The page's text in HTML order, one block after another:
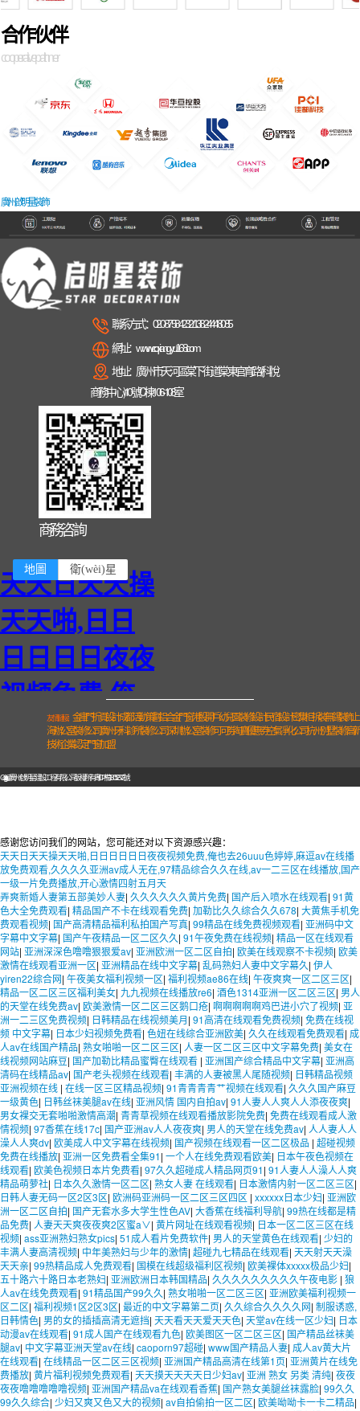
合作伙伴
cooperative pathner
廣州啟明星裝飾
聯系方式：020-8758 4232 / 138 2444 8085
網址：www.cqxiangyu168.com
地址：廣州市天河區棠下街道棠東官育路(科悅
商務中心)10號C棟106-108室
商務咨詢
友情鏈接： 金庫門折頁設計成都活動策劃鋁合金門窗港股開戶幼兒園裝修設計民宿設計密集柜拆裝無錫裝飾上
海辦公室裝修公司廣州牙科診所裝修公司深圳辦公室裝修可可劵-淘寶優惠券空氣凈化公司杭州別墅裝修高新
技術企業認定門窗加盟
Copyright @ 廣州啟明星建設工程有限公司 版權所有粵ICP備18052372號
感谢您访问我们的网站，您可能还对以下资源感兴趣：
天天日天天操天天啪,日日日日日日夜夜视频免费,俺也去26uuu色婷婷,麻逗av在线播
放免费观看,久久久久亚洲av成人无在,97精品综合久久在线,av一二三区在线播放,国产
一级一片免费播放,开心激情四射五月天
弄爽新婚人妻第五部美妙人妻| 久久久久久久黄片免费| 国产后入喷水在线观看| 91黄
色大全免费观看| 精品国产不卡在线观看免费| 加勒比久久综合久久678| 大黄焦手机免
费观看视频| 国产高清精品福利私拍国产写真| 99精品在线免费视频观看| 亚洲码中文
字幕中文字幕| 国产午夜精品一区二区久久| 91午夜免费在线视频| 精品一区在线观看
网站| 亚洲深深色噜噜狠狠爱av| 亚洲欧洲一区二区自拍| 欧美在线观察不卡视频| 欧美
激情在线观看亚洲一区| 亚洲精品在线中文字幕| 乱码熟妇人妻中文字幕久| 伊人
yiren22综合网| 午夜美女福利视频一区| 福利视频ae86在线| 午夜爽爽一区二区三区|
精品一区二区三区福利美女| 九九视频在线播放re6| 酒色1314亚洲一区二区三区| 男人
的天堂在线免费av| 欧美激情一区二区三区鹅口疮| 啊啊啊啊啊鸡巴进小穴了视频| 亚
洲一二三区免费视频| 日韩精品在线视频美月| 91高清在线观看免费视频| 免费在线视
频 中文字幕| 日本少妇视频免费看| 色妞在线综合亚洲欧美| 久久在线观看免费观看| 成
人av在线国产精品| 熟女啪啪一区二区三区| 人妻一区二区三区中文字幕免费| 美女在
线视频网站麻豆| 国产加勒比精品蜜臀在线观看 | 亚洲国产综合精品中文字幕| 亚洲高
清码在线精品av| 国产老头视频在线观看| 丰满的人妻被黑人尾随视频| 日韩精品视频
亚洲视频在线 | 在线一区三区精品视频| 91青青青青艹视频在线观看| 久久久国产麻豆
一级黄色| 日韩丝袜美腿av在线| 亚洲风情 国内自拍av| 91人妻人人爽人人添夜夜爽|
男女裸交无套啪啪激情高潮| 青青草视频在线观看播放影院免费| 免费在线观看成人激
情视频| 97香蕉在线17c| 国产亚洲av人人夜夜爽| 男人的天堂在线免费av| 人人妻人人
澡人人爽dv| 欧美成人中文字幕在线视频| 国产视频在线观看一区二区极品 | 超碰视频
免费在线播放| 亚洲一区免费看全集91| 一个人在线免费观看欧美| 日本午夜色视频在
线观看| 欧美色视频日本片免费看| 97久久超碰成人精品网页91| 91人妻人人澡人人爽
精品萌萝社| 日本久久激情一区二区| 熟女人妻 在线观看| 日本激情内射一区二区三区|
日韩人妻无码一区2区3区| 欧洲码亚洲码一区二区三区四区 | xxxxxx日本少妇| 亚洲欧
洲一区二区自拍| 国产无套水多大学生性色AV| 大香蕉在线福利导航| 99热在线都是精
品免费| 人妻天天爽夜夜爽2区蜜a∨| 黄片网址在线观看视频| 日本一区二区三区在线
视频| ass亚洲熟妇熟女pics| 51成人看片免费软件| 男人的天堂黄色在线观看| 少妇的
丰满人妻高清视频| 中年美熟妇与少年的激情| 超碰九七精品在线观看| 天天射天天澡
天天亲| 99热精品成人免费观看| 国模在线超级福利区视频| 欧美裸体xxxxx极品少妇|
五十路六十路日本老熟妇| 亚洲欧洲日本韩国精品| 久久久久久久久久久午夜电影 | 狼
人av在线免费观看| 91精品国产99久久| 熟女啪啪一区二区三区| 亚洲欧美福利视频一
区二区| 福利视频1区2区3区| 最近的中文字幕第二页| 久久综合久久久久网| 制服诱惑,
日韩情色| 男的女的插插高清无遮挡| 天天看天天爱天天色| 天堂av在线一区少妇| 日本
动漫av在线观看| 91成人国产在线观看九色| 欧美图区一区二区三区| 国产精品丝袜美
腿av| 中文字幕亚洲天堂av在线| caoporn97超碰| www国产精品人妻| 成人av黄大片
在线观看| 在线精品一区二区三区视频| 亚洲国产精品高清在线第1页| 亚洲黄片在线免
费播放| 黄片福利视频免费观看| 天天摸天天天天日少妇av| 亚洲 熟女 另类 清纯| 夜夜
夜夜噜噜噜噜噜视频| 亚洲国产精品va在线观看香蕉| 国产熟女美腿丝袜露脸| 99久久
99久久综合| 少妇又爽又色又大的视频| av自拍偷拍一区二区| 欧美呦呦卡一卡二精品|